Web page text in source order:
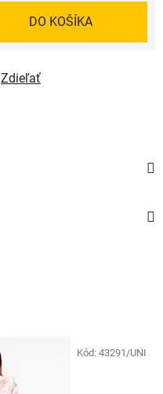
DO KOŠÍKA
Zdieľať
Kód: 43291/UNI